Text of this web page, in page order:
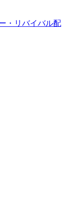
・リバイバル配